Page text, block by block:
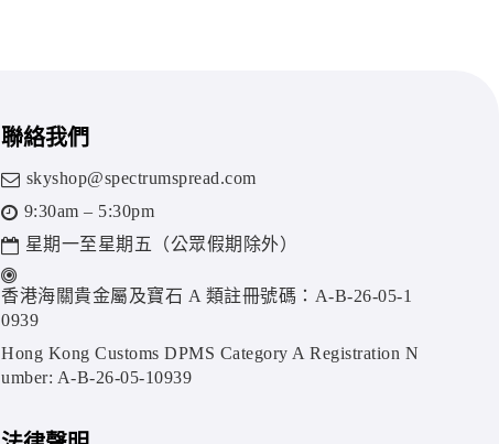
聯絡我們
skyshop@spectrumspread.com
9:30am – 5:30pm
星期一至星期五（公眾假期除外）
香港海關貴金屬及寶石 A 類註冊號碼：A-B-26-05-1
0939
Hong Kong Customs DPMS Category A Registration N
umber: A-B-26-05-10939